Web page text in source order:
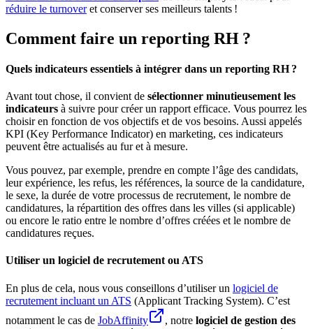
réduire le turnoveret conserver ses meilleurs talents !
Comment faire un reporting RH ?
Quels indicateurs essentiels à intégrer dans un reporting RH ?
Avant tout chose, il convient de sélectionner minutieusement les
indicateurs à suivre pour créer un rapport efficace. Vous pourrez les
choisir en fonction de vos objectifs et de vos besoins. Aussi appelés
KPI (Key Performance Indicator) en marketing, ces indicateurs
peuvent être actualisés au fur et à mesure.
Vous pouvez, par exemple, prendre en compte l’âge des candidats,
leur expérience, les refus, les références, la source de la candidature,
le sexe, la durée de votre processus de recrutement, le nombre de
candidatures, la répartition des offres dans les villes (si applicable)
ou encore le ratio entre le nombre d’offres créées et le nombre de
candidatures reçues.
Utiliser un logiciel de recrutement ou ATS
En plus de cela, nous vous conseillons d’utiliser un logiciel de
recrutement incluant un ATS (Applicant Tracking System). C’est
notamment le cas de JobAffinity , notre logiciel de gestion des